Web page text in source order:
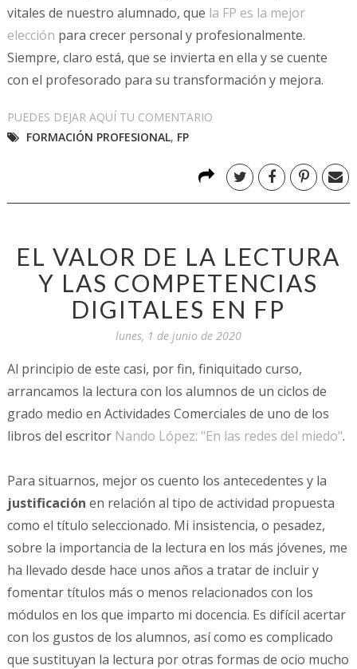
vitales de nuestro alumnado, que la FP es la mejor
elección para crecer personal y profesionalmente.
Siempre, claro está, que se invierta en ella y se cuente
con el profesorado para su transformación y mejora.
PUEDES DEJAR AQUÍ TU COMENTARIO
FORMACIÓN PROFESIONAL, FP
EL VALOR DE LA LECTURA
Y LAS COMPETENCIAS
DIGITALES EN FP
lunes, 1 de junio de 2020
Al principio de este casi, por fin, finiquitado curso,
arrancamos la lectura con los alumnos de un ciclos de
grado medio en Actividades Comerciales de uno de los
libros del escritor Nando López: "En las redes del miedo".
Para situarnos, mejor os cuento los antecedentes y la
justificación en relación al tipo de actividad propuesta
como el título seleccionado. Mi insistencia, o pesadez,
sobre la importancia de la lectura en los más jóvenes, me
ha llevado desde hace unos años a tratar de incluir y
fomentar títulos más o menos relacionados con los
módulos en los que imparto mi docencia. Es difícil acertar
con los gustos de los alumnos, así como es complicado
que sustituyan la lectura por otras formas de ocio mucho